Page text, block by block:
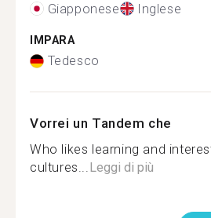
Giapponese Inglese
IMPARA
Tedesco
Vorrei un Tandem che
Who likes learning and
cultures...Leggi di più